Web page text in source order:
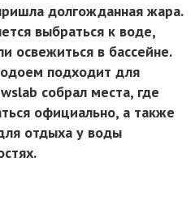
долгожданная жара.
выбраться к воде,
освежиться в бассейне.
подходит для
собрал места, где
официально, а также
отдыха у воды